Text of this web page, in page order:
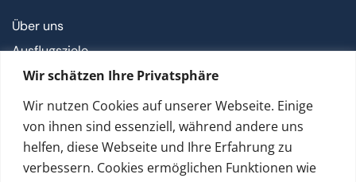
Wir schätzen Ihre Privatsphäre
Wir nutzen Cookies auf unserer Webseite. Einige
von ihnen sind essenziell, während andere uns
helfen, diese Webseite und Ihre Erfahrung zu
verbessern. Cookies ermöglichen Funktionen wie
Über uns
Ausflugsziele
Khao Lak ABC
Kontakt